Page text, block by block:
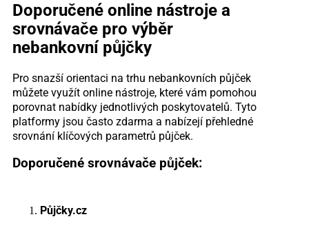
Doporučené online nástroje a
srovnávače pro výběr
nebankovní půjčky
Pro snazší orientaci na trhu nebankovních půjček
můžete využít online nástroje, které vám pomohou
porovnat nabídky jednotlivých poskytovatelů. Tyto
platformy jsou často zdarma a nabízejí přehledné
srovnání klíčových parametrů půjček.
Doporučené srovnávače půjček:
Půjčky.cz